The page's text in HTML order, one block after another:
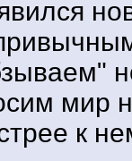
мир
к